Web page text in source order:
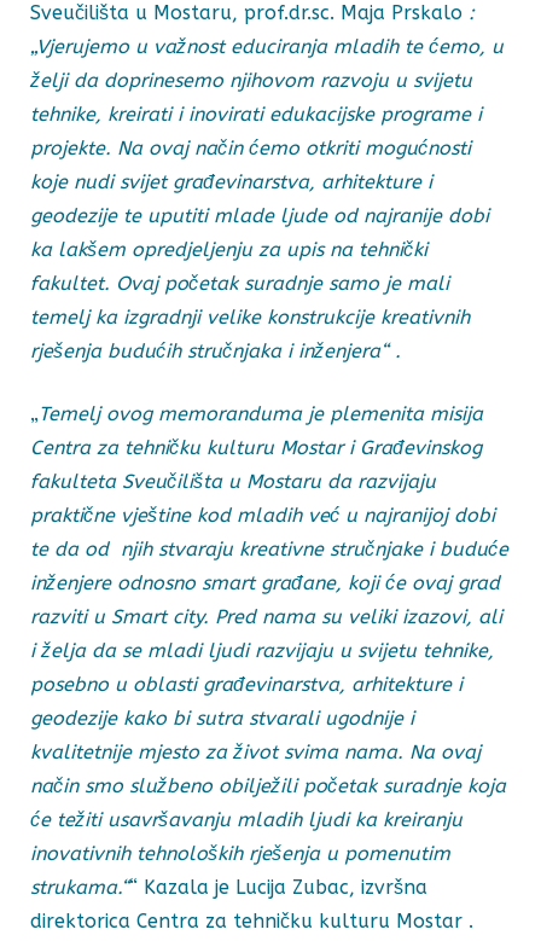
Sveučilišta u Mostaru, prof.dr.sc. Maja Prskalo :
„Vjerujemo u važnost educiranja mladih te ćemo, u
želji da doprinesemo njihovom razvoju u svijetu
tehnike, kreirati i inovirati edukacijske programe i
projekte. Na ovaj način ćemo otkriti mogućnosti
koje nudi svijet građevinarstva, arhitekture i
geodezije te uputiti mlade ljude od najranije dobi
ka lakšem opredjeljenju za upis na tehnički
fakultet. Ovaj početak suradnje samo je mali
temelj ka izgradnji velike konstrukcije kreativnih
rješenja budućih stručnjaka i inženjera“ .
„Temelj ovog memoranduma je plemenita misija
Centra za tehničku kulturu Mostar i Građevinskog
fakulteta Sveučilišta u Mostaru da razvijaju
praktične vještine kod mladih već u najranijoj dobi
te da od njih stvaraju kreativne stručnjake i buduće
inženjere odnosno smart građane, koji će ovaj grad
razviti u Smart city. Pred nama su veliki izazovi, ali
i želja da se mladi ljudi razvijaju u svijetu tehnike,
posebno u oblasti građevinarstva, arhitekture i
geodezije kako bi sutra stvarali ugodnije i
kvalitetnije mjesto za život svima nama. Na ovaj
način smo službeno obilježili početak suradnje koja
će težiti usavršavanju mladih ljudi ka kreiranju
inovativnih tehnoloških rješenja u pomenutim
strukama.““ Kazala je Lucija Zubac, izvršna
direktorica Centra za tehničku kulturu Mostar .